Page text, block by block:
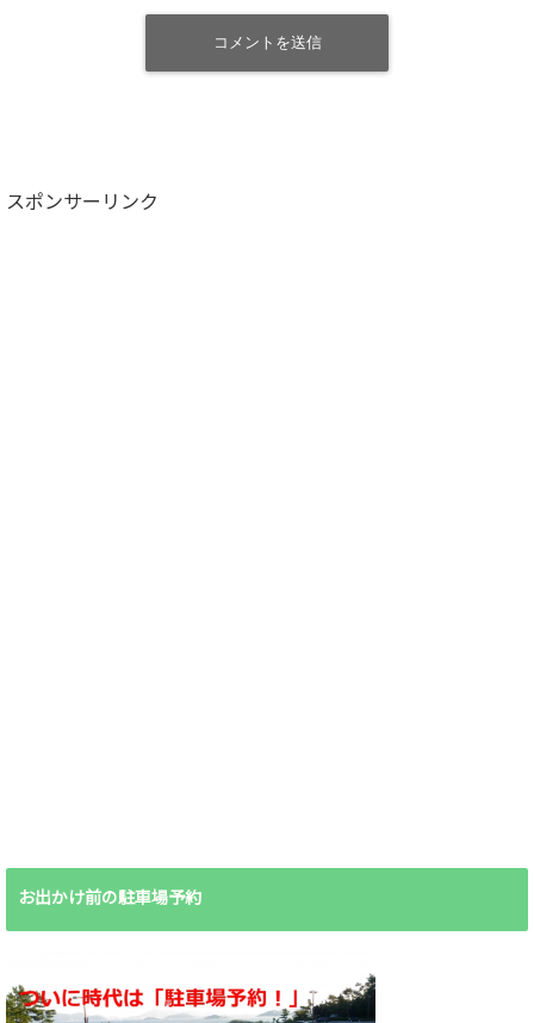
スポンサーリンク
お出かけ前の駐車場予約